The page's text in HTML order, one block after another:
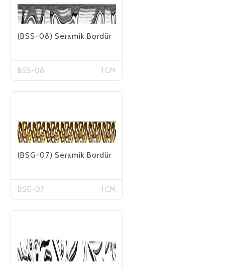
(BSS-08) Seramik Bordür
BSS-08 1 CM
(BSG-07) Seramik Bordür
BSG-07 1 CM